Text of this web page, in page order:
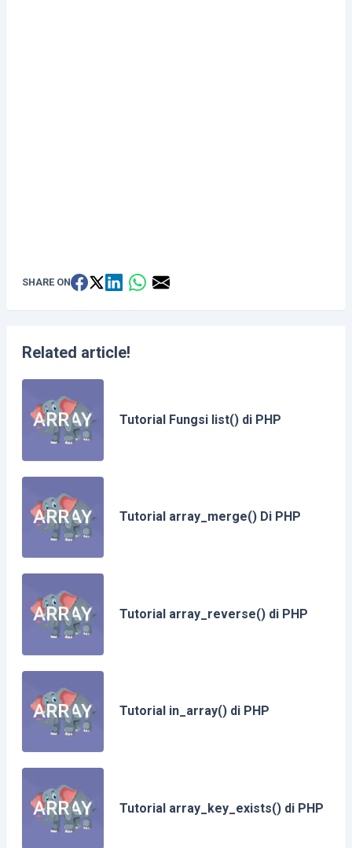
SHARE ON
Related article!
Tutorial Fungsi list() di PHP
Tutorial array_merge() Di PHP
Tutorial array_reverse() di PHP
Tutorial in_array() di PHP
Tutorial array_key_exists() di PHP